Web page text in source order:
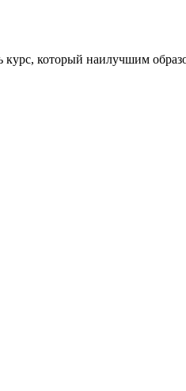
который наилучшим